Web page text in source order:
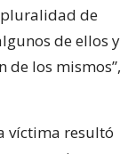
de
de ellos y
de los mismos”,
víctima resultó